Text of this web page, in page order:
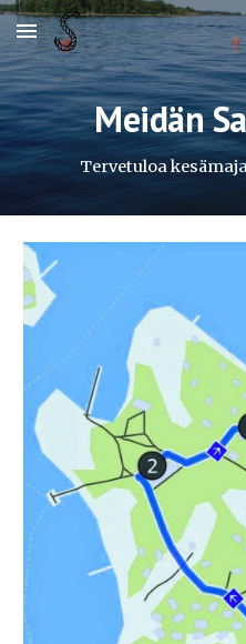
Skip to main content
Meidän
Tervetuloa